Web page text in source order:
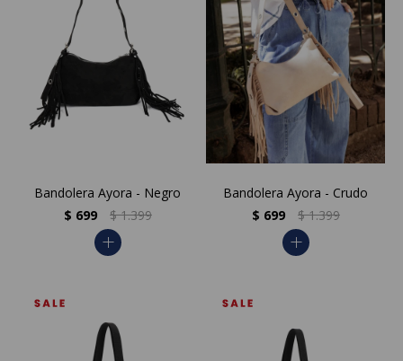
Bandolera Ayora - Negro
$ 699 $ 1.399
add
Bandolera Ayora - Crudo
$ 699 $ 1.399
add